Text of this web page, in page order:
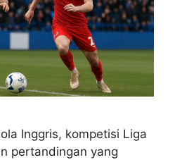
Inggris, kompetisi Liga
pertandingan yang